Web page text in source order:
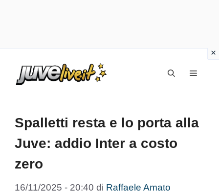
Menu
Spalletti resta e lo porta alla
Juve: addio Inter a costo
zero
16/11/2025 - 20:40 di Raffaele Amato